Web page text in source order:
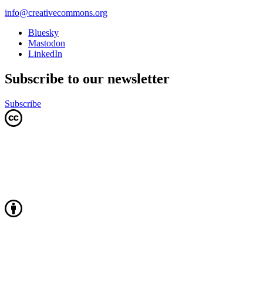
info@creativecommons.org
Bluesky
Mastodon
LinkedIn
Subscribe to our newsletter
Subscribe